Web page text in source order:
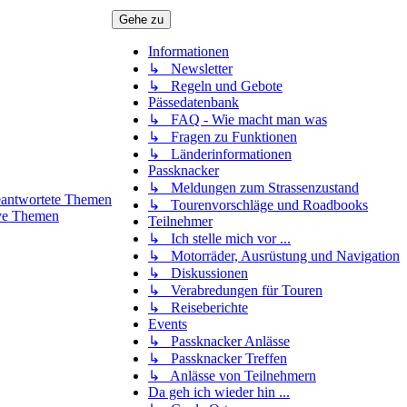
Gehe zu
Informationen
↳ Newsletter
↳ Regeln und Gebote
Pässedatenbank
↳ FAQ - Wie macht man was
↳ Fragen zu Funktionen
↳ Länderinformationen
Passknacker
↳ Meldungen zum Strassenzustand
↳ Tourenvorschläge und Roadbooks
Teilnehmer
↳ Ich stelle mich vor ...
↳ Motorräder, Ausrüstung und Navigation
↳ Diskussionen
↳ Verabredungen für Touren
↳ Reiseberichte
Events
↳ Passknacker Anlässe
↳ Passknacker Treffen
↳ Anlässe von Teilnehmern
Da geh ich wieder hin ...
Themen
Themen